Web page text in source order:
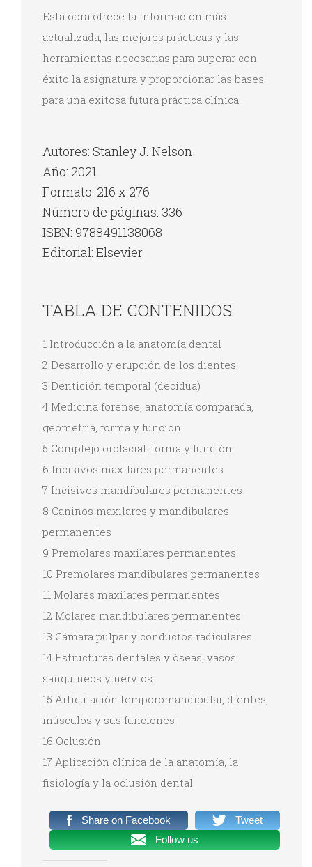
Esta obra ofrece la información más
actualizada, las mejores prácticas y las
herramientas necesarias para superar con
éxito la asignatura y proporcionar las bases
para una exitosa futura práctica clínica.
Autores: Stanley J. Nelson
Año: 2021
Formato: 216 x 276
Número de páginas: 336
ISBN: 9788491138068
Editorial: Elsevier
TABLA DE CONTENIDOS
1 Introducción a la anatomía dental
2 Desarrollo y erupción de los dientes
3 Dentición temporal (decidua)
4 Medicina forense, anatomía comparada,
geometría, forma y función
5 Complejo orofacial: forma y función
6 Incisivos maxilares permanentes
7 Incisivos mandibulares permanentes
8 Caninos maxilares y mandibulares
permanentes
9 Premolares maxilares permanentes
10 Premolares mandibulares permanentes
11 Molares maxilares permanentes
12 Molares mandibulares permanentes
13 Cámara pulpar y conductos radiculares
14 Estructuras dentales y óseas, vasos
sanguíneos y nervios
15 Articulación temporomandibular, dientes,
músculos y sus funciones
16 Oclusión
17 Aplicación clínica de la anatomía, la
fisiología y la oclusión dental
Share on Facebook
Tweet
Follow us